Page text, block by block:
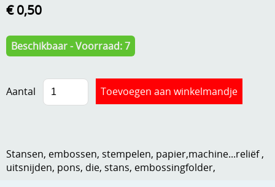
Andere
Boeken en magazines
DVD-CD
Hechtingsmaterialen
Info
Anders creatief
€ 0,50
Beschikbaar - Voorraad: 7
Aantal
Stansen, embossen, stempelen, papier,machine...reliëf ,
uitsnijden, pons, die, stans, embossingfolder,